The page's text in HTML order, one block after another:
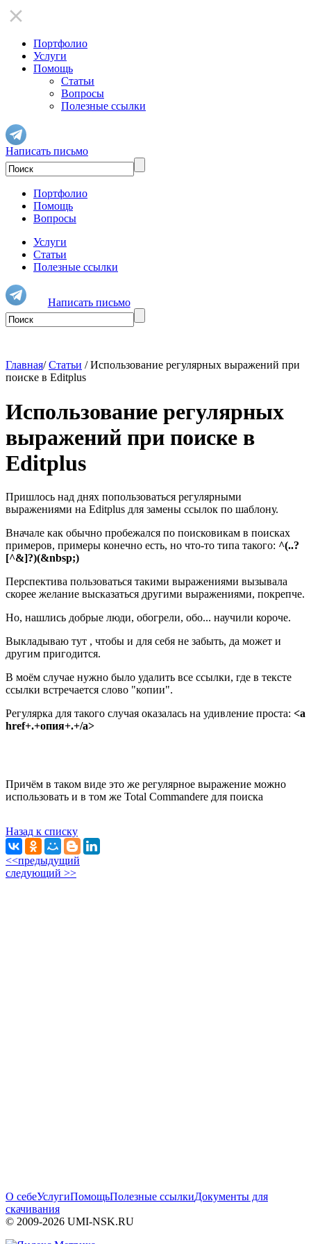
Портфолио
Услуги
Помощь
Статьи
Вопросы
Полезные ссылки
Написать письмо
Портфолио
Помощь
Вопросы
Услуги
Статьи
Полезные ссылки
Написать письмо
Главная/Статьи / Использование регулярных выражений при
поиске в Editplus
Использование регулярных
выражений при поиске в
Editplus
Пришлось над днях попользоваться регулярными
выражениями на Editplus для замены ссылок по шаблону.
Вначале как обычно пробежался по поисковикам в поисках
примеров, примеры конечно есть, но что-то типа такого: ^(..?
[^&]?)(&nbsp;)
Перспектива пользоваться такими выражениями вызывала
скорее желание высказаться другими выражениями, покрепче.
Но, нашлись добрые люди, обогрели, обо... научили короче.
Выкладываю тут , чтобы и для себя не забыть, да может и
другим пригодится.
В моём случае нужно было удалить все ссылки, где в тексте
ссылки встречается слово "копии".
Регулярка для такого случая оказалась на удивление проста: <a
href+.+опия+.+/a>
Причём в таком виде это же регулярное выражение можно
использовать и в том же Total Commandere для поиска
Назад к списку
<<предыдущий
следующий >>
О себеУслугиПомощьПолезные ссылкиДокументы для
скачивания
© 2009-2026 UMI-NSK.RU